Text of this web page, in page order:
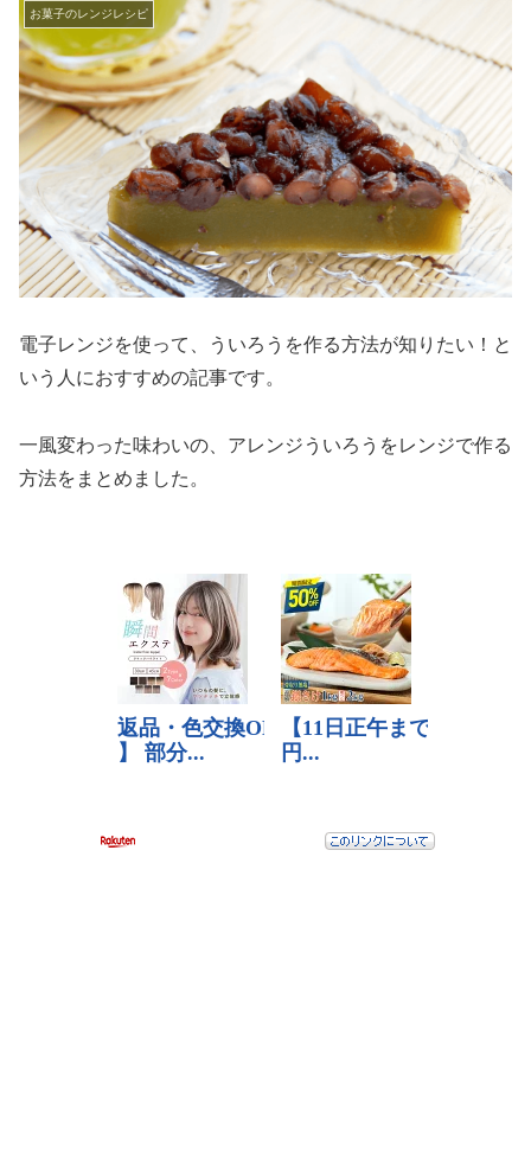
お菓子のレンジレシピ
電子レンジを使って、ういろうを作る方法が知りたい！と
いう人におすすめの記事です。
一風変わった味わいの、アレンジういろうをレンジで作る
方法をまとめました。